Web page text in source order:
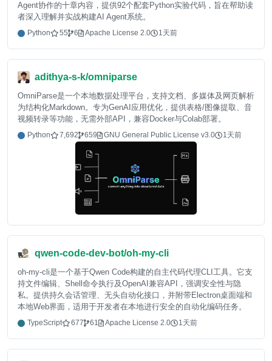
Agent协作的十章内容，提供92个配套Python实验代码，旨在帮助读
者深入理解并实战构建AI Agent系统。
Python 55 6 Apache License 2.0 1天前
adithya-s-k/omniparse
OmniParse是一个本地数据处理平台，支持文档、多媒体及网页解析
为结构化Markdown。专为GenAI应用优化，提供表格/图像提取、音
视频转录等功能，无需外部API，兼容Docker与Colab部署。
Python 7,692 659 GNU General Public License v3.0 1天前
qwen-code-dev-bot/oh-my-cli
oh-my-cli是一个基于Qwen Code构建的自主代码代理CLI工具。它支
持文件编辑、Shell命令执行及OpenAI兼容API，强调安全性与隐
私。提供持久会话管理、无头自动化接口，并附带Electron桌面端和
本地Web界面，适用于开发者在本地进行安全的自动化编码任务。
TypeScript 677 61 Apache License 2.0 1天前